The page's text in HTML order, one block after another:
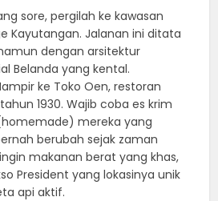
sore, pergilah ke kawasan
Kayutangan. Jalanan ini ditata
dengan arsitektur
Belanda yang kental.
ke Toko Oen, restoran
1930. Wajib coba es krim
mereka yang
berubah sejak zaman
makanan berat yang khas,
President yang lokasinya unik
api aktif.